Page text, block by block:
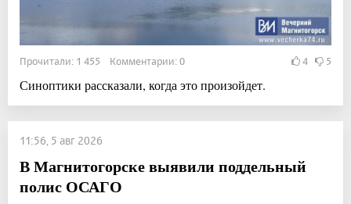
Прочитали: 1 455 Комментарии: 0 4 5
Синоптики рассказали, когда это произойдет.
11:56, 5 авг 2026
В Магнитогорске выявили поддельный
полис ОСАГО